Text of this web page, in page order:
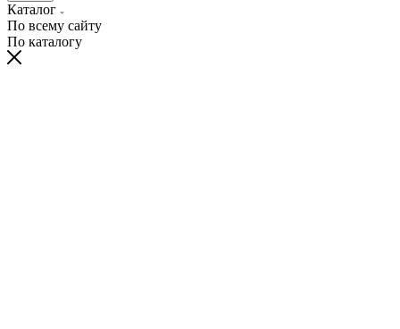
Каталог
По всему сайту
По каталогу